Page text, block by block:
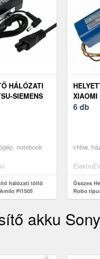
HÁLÓZATI
SIEMENS
65W (3,
notebook
hálózati töltő
Pi1505
XIAOMI
BRR-
6 db
vhbw,
Összes
Robo
5200mAh
akku